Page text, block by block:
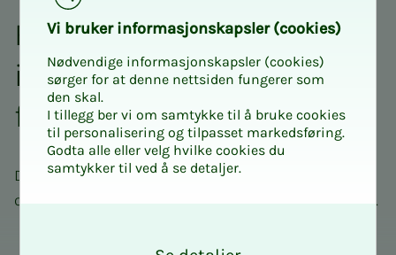
Fag­­­nett­verk for NITO Bio­­­
in­­­ge­­­ni­ør­­­fag­­­lig in­s­­ti­tutt
forsk­­­ning
Dette er et fagnettverk for deg som er bioingeniør
og som jobber med eller har interesse for forskning.
Vi bru­­­ker in­­­for­­­ma­­­sjons­­­kaps­­­­­ler (cookies)
Nødvendige informasjonskapsler (cookies)
sørger for at denne nettsiden fungerer som
den skal.
I tillegg ber vi om samtykke til å bruke cookies
til personalisering og tilpasset markedsføring.
Godta alle eller velg hvilke cookies du
samtykker til ved å se detaljer.